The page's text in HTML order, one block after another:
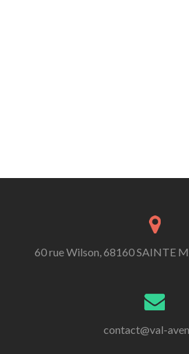
60 rue Wilson, 68160 SAINTE
contact@val-